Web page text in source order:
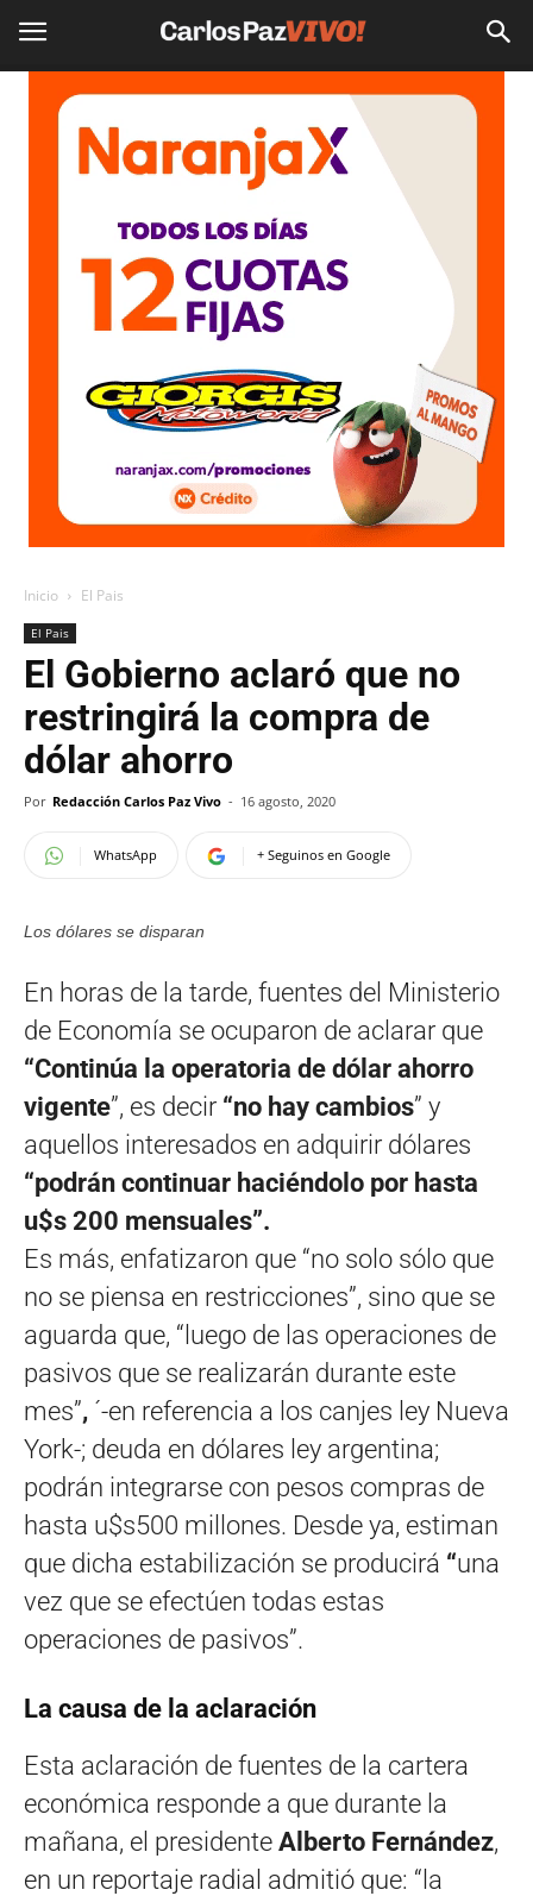
Inicio El Pais
El Pais
El Gobierno aclaró que no
restringirá la compra de
dólar ahorro
Por Redacción Carlos Paz Vivo - 16 agosto, 2020
WhatsApp + Seguinos en Google
Los dólares se disparan
En horas de la tarde, fuentes del Ministerio
de Economía se ocuparon de aclarar que
“Continúa la operatoria de dólar ahorro
vigente”, es decir “no hay cambios” y
aquellos interesados en adquirir dólares
“podrán continuar haciéndolo por hasta
u$s 200 mensuales”.
Es más, enfatizaron que “no solo sólo que
no se piensa en restricciones”, sino que se
aguarda que, “luego de las operaciones de
pasivos que se realizarán durante este
mes”, ´-en referencia a los canjes ley Nueva
York-; deuda en dólares ley argentina;
podrán integrarse con pesos compras de
hasta u$s500 millones. Desde ya, estiman
que dicha estabilización se producirá “una
vez que se efectúen todas estas
operaciones de pasivos”.
La causa de la aclaración
Esta aclaración de fuentes de la cartera
económica responde a que durante la
mañana, el presidente Alberto Fernández,
en un reportaje radial admitió que: “la